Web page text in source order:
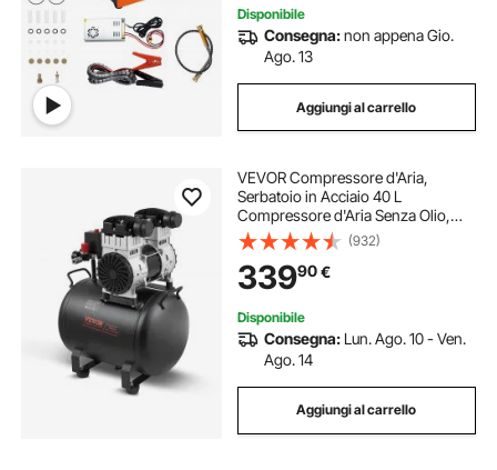
Disponibile
Consegna:non appena Gio.
Ago. 13
Aggiungi al carrello
VEVOR Compressore d'Aria,
Serbatoio in Acciaio 40 L
Compressore d'Aria Senza Olio,
Compressore Portatile Ultra
Silenzioso da 78 dB per Riparazioni
Auto, Gonfiaggio Pneumatici,
Verniciatura a Spruzzo
(932)
33990€
Disponibile
Consegna: Lun. Ago. 10 - Ven.
Ago. 14
Aggiungi al carrello